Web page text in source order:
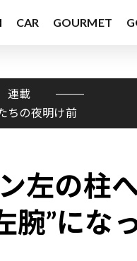
CAR GOURMET
連載
ちの夜明け前
の柱へ
腕”にな